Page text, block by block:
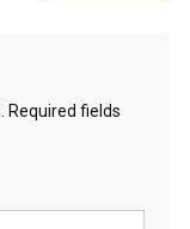
Required fields